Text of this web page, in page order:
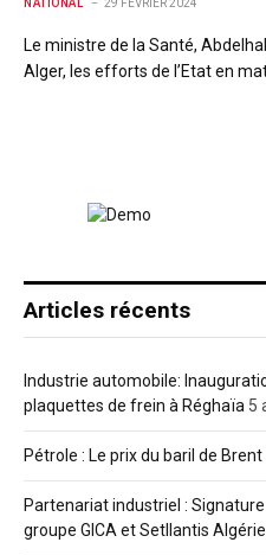
NATIONAL 29 FÉVRIER 2024
Le ministre de la Santé,
Alger, les efforts de l’Etat en
Articles récents
Industrie automobile:
plaquettes de frein à Réghaïa 5
Pétrole : Le prix du baril de
Partenariat industriel :
groupe GICA et Setllantis Algérie